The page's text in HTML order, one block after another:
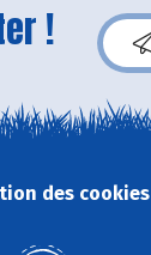
!
des cookies